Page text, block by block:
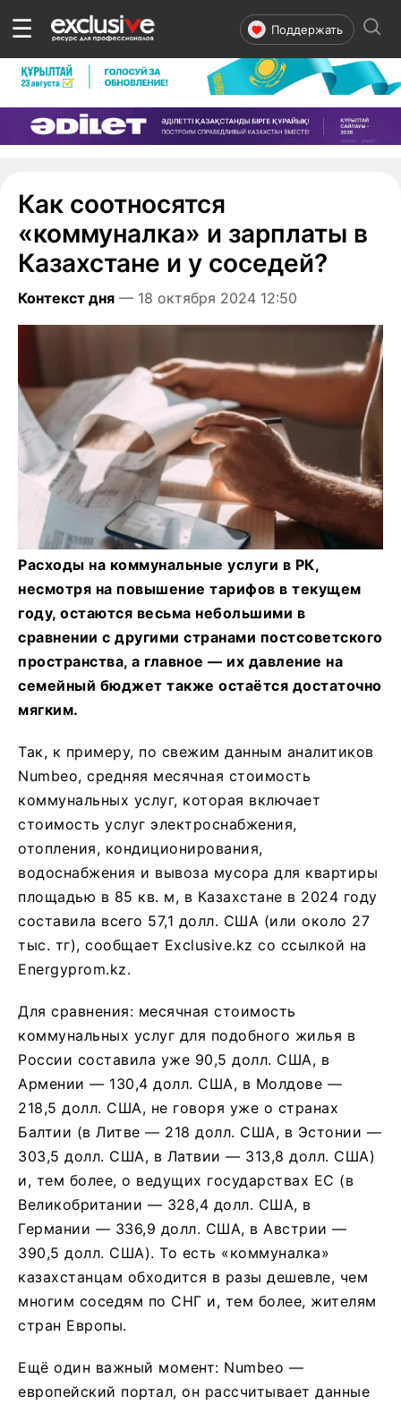
☰ Поддержать
Как соотносятся
«коммуналка» и зарплаты в
Казахстане и у соседей?
Контекст дня — 18 октября 2024 12:50
Расходы на коммунальные услуги в РК,
несмотря на повышение тарифов в текущем
году, остаются весьма небольшими в
сравнении с другими странами постсоветского
пространства, а главное — их давление на
семейный бюджет также остаётся достаточно
мягким.
Так, к примеру, по свежим данным аналитиков
Numbeo, средняя месячная стоимость
коммунальных услуг, которая включает
стоимость услуг электроснабжения,
отопления, кондиционирования,
водоснабжения и вывоза мусора для квартиры
площадью в 85 кв. м, в Казахстане в 2024 году
составила всего 57,1 долл. США (или около 27
тыс. тг), сообщает Exclusive.kz со ссылкой на
Energyprom.kz.
Для сравнения: месячная стоимость
коммунальных услуг для подобного жилья в
России составила уже 90,5 долл. США, в
Армении — 130,4 долл. США, в Молдове —
218,5 долл. США, не говоря уже о странах
Балтии (в Литве — 218 долл. США, в Эстонии —
303,5 долл. США, в Латвии — 313,8 долл. США)
и, тем более, о ведущих государствах ЕС (в
Великобритании — 328,4 долл. США, в
Германии — 336,9 долл. США, в Австрии —
390,5 долл. США). То есть «коммуналка»
казахстанцам обходится в разы дешевле, чем
многим соседям по СНГ и, тем более, жителям
стран Европы.
Ещё один важный момент: Numbeo —
европейский портал, он рассчитывает данные